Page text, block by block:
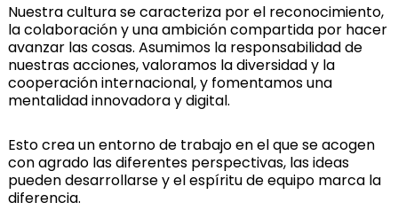
Nuestra cultura se caracteriza por el reconocimiento,
la colaboración y una ambición compartida por hacer
avanzar las cosas. Asumimos la responsabilidad de
nuestras acciones, valoramos la diversidad y la
cooperación internacional, y fomentamos una
mentalidad innovadora y digital.
Esto crea un entorno de trabajo en el que se acogen
con agrado las diferentes perspectivas, las ideas
pueden desarrollarse y el espíritu de equipo marca la
diferencia.